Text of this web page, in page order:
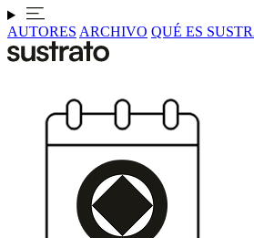
AUTORES ARCHIVO QUÉ ES